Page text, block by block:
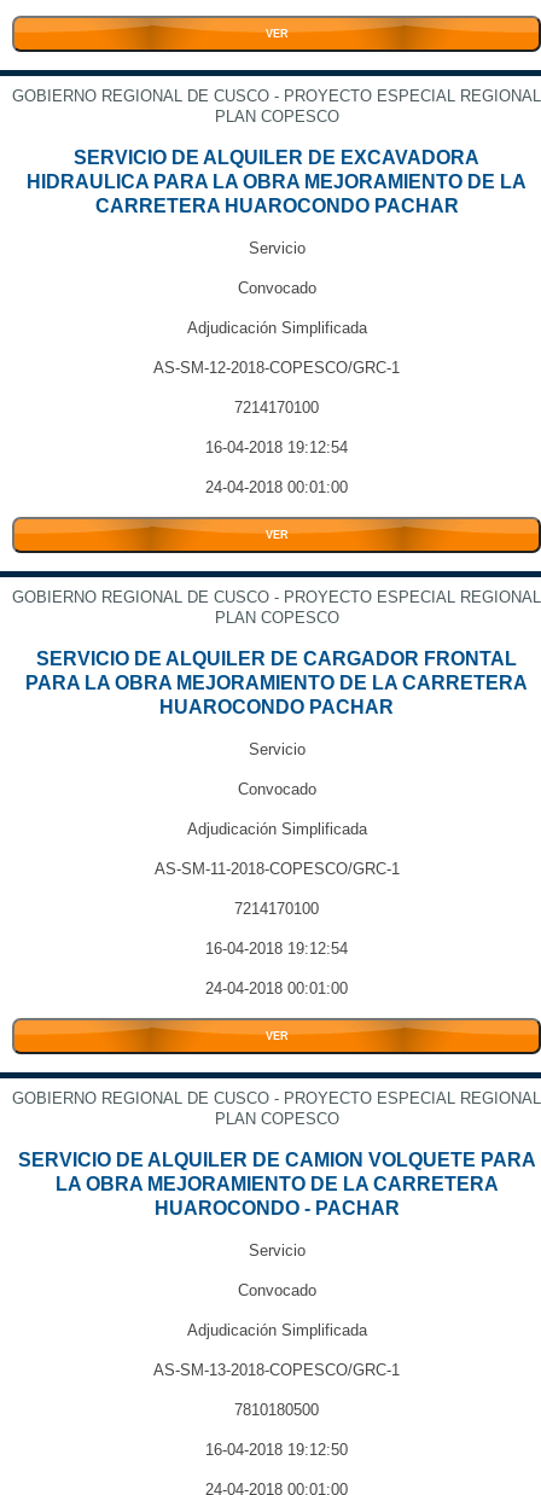
VER
GOBIERNO REGIONAL DE CUSCO - PROYECTO ESPECIAL REGIONAL
PLAN COPESCO
SERVICIO DE ALQUILER DE EXCAVADORA
HIDRAULICA PARA LA OBRA MEJORAMIENTO DE LA
CARRETERA HUAROCONDO PACHAR
Servicio
Convocado
Adjudicación Simplificada
AS-SM-12-2018-COPESCO/GRC-1
7214170100
16-04-2018 19:12:54
24-04-2018 00:01:00
VER
GOBIERNO REGIONAL DE CUSCO - PROYECTO ESPECIAL REGIONAL
PLAN COPESCO
SERVICIO DE ALQUILER DE CARGADOR FRONTAL
PARA LA OBRA MEJORAMIENTO DE LA CARRETERA
HUAROCONDO PACHAR
Servicio
Convocado
Adjudicación Simplificada
AS-SM-11-2018-COPESCO/GRC-1
7214170100
16-04-2018 19:12:54
24-04-2018 00:01:00
VER
GOBIERNO REGIONAL DE CUSCO - PROYECTO ESPECIAL REGIONAL
PLAN COPESCO
SERVICIO DE ALQUILER DE CAMION VOLQUETE PARA
LA OBRA MEJORAMIENTO DE LA CARRETERA
HUAROCONDO - PACHAR
Servicio
Convocado
Adjudicación Simplificada
AS-SM-13-2018-COPESCO/GRC-1
7810180500
16-04-2018 19:12:50
24-04-2018 00:01:00